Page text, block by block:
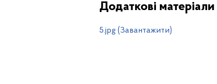
Додаткові матеріали
5.jpg (Завантажити)